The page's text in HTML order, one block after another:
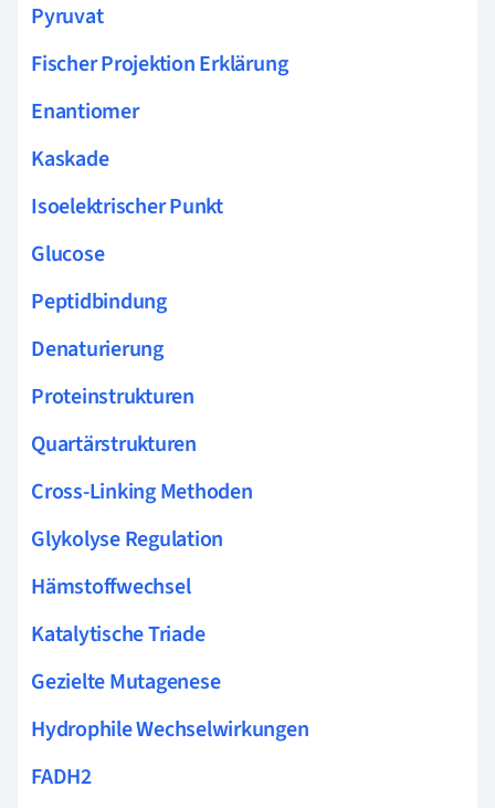
Pyruvat
Fischer Projektion Erklärung
Enantiomer
Kaskade
Isoelektrischer Punkt
Glucose
Peptidbindung
Denaturierung
Proteinstrukturen
Quartärstrukturen
Cross-Linking Methoden
Glykolyse Regulation
Hämstoffwechsel
Katalytische Triade
Gezielte Mutagenese
Hydrophile Wechselwirkungen
FADH2